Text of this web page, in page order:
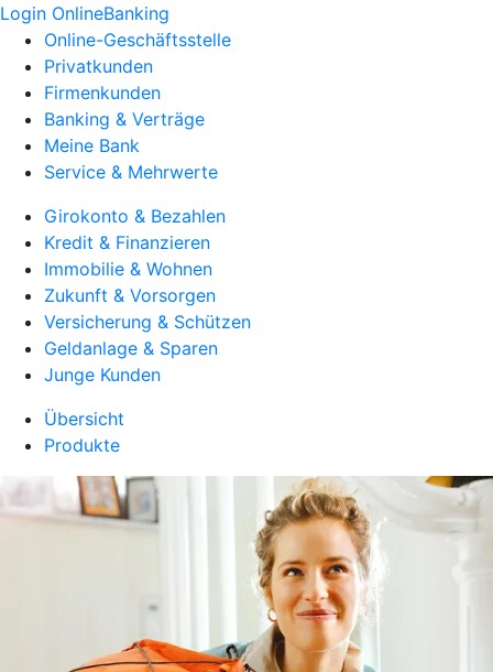
Login OnlineBanking
Online-Geschäftsstelle
Privatkunden
Firmenkunden
Banking & Verträge
Meine Bank
Service & Mehrwerte
Girokonto & Bezahlen
Kredit & Finanzieren
Immobilie & Wohnen
Zukunft & Vorsorgen
Versicherung & Schützen
Geldanlage & Sparen
Junge Kunden
Übersicht
Produkte